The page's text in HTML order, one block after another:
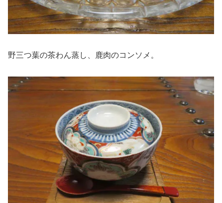
野三つ葉の茶わん蒸し、鹿肉のコンソメ。